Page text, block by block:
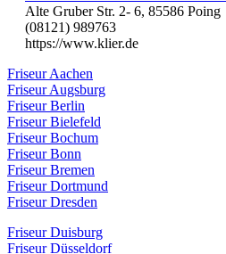
Alte Gruber Str. 2- 6, 85586 Poing
(08121) 989763
https://www.klier.de
Friseur Aachen
Friseur Augsburg
Friseur Berlin
Friseur Bielefeld
Friseur Bochum
Friseur Bonn
Friseur Bremen
Friseur Dortmund
Friseur Dresden
Friseur Duisburg
Friseur Düsseldorf